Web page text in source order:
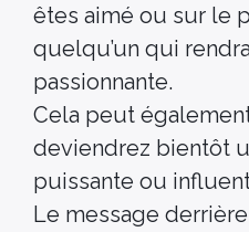
êtes aimé ou sur le
quelqu’un qui
passionnante.
Cela peut
deviendrez bientôt
puissante ou
Le message